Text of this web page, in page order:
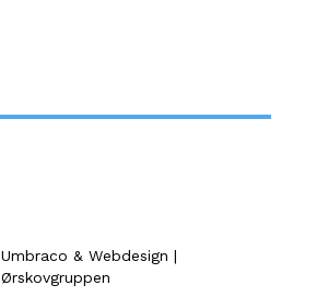
Umbraco & Webdesign |
Ørskovgruppen